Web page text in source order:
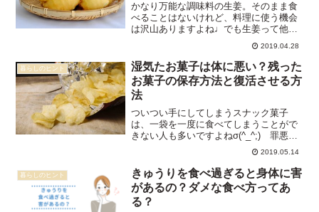
かなり万能な調味料の生姜。そのまま食
べることはないけれど、料理に使う機会
は沢山ありますよね♩でも生姜って他の
野菜などと違って一度にそんなに大量に
は使いません。なのでスーパーで購入し
てきても使い切れずに余ってしまうこと
も多いのではないでしょう...
2019.04.28
暮らしのヒント
湿気たお菓子は体に悪い？残った
お菓子の保存方法と復活させる方
法
ついつい手にしてしまうスナック菓子
は、一袋を一度に食べてしまうことがで
きない人も多いですよねσ(^_^;) 罪悪感
で、何回かに分けて食べる人もいるかも
しれません。また、お客さんが家に来る
ときは、いろんな大袋を開けますが、結
局余ってしまうとい...
2019.05.14
暮らしのヒント
きゅうりを食べ過ぎると身体に害
があるの？ダメな食べ方ってあ
る？